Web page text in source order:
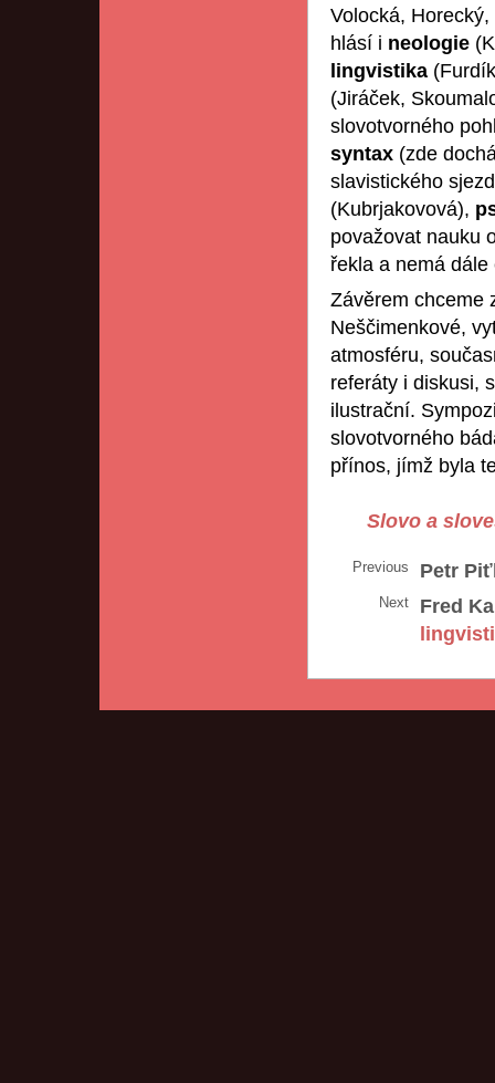
Volocká,
hlásí i neologie
lingvistika
(Jiráček,
slovotvorného
syntax (zde
slavistického
(Kubrjakovová),
považovat nauku
řekla a nemá dále
Závěrem chceme
Neščimenkové,
atmosféru,
referáty i diskusi,
ilustrační.
slovotvorného
přínos, jímž byla
Slovo a
Previous Petr
Next
Fred